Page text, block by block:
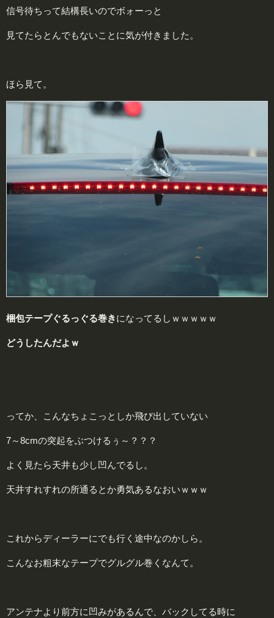
信号待ちって結構長いのでボォーっと
見てたらとんでもないことに気が付きました。
ほら見て。
梱包テープぐるっぐる巻きになってるしｗｗｗｗｗ
どうしたんだよｗ
ってか、こんなちょこっとしか飛び出していない
7～8cmの突起をぶつけるぅ～？？？
よく見たら天井も少し凹んでるし。
天井すれすれの所通るとか勇気あるなおいｗｗｗ
これからディーラーにでも行く途中なのかしら。
こんなお粗末なテープでグルグル巻くなんて。
アンテナより前方に凹みがあるんで、バックしてる時に